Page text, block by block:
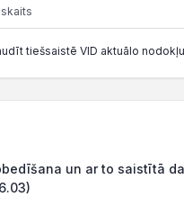
tiešsaistē VID aktuālo
un ar to saistītā